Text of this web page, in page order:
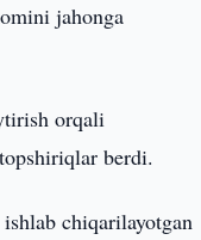
jahonga
orqali
berdi.
chiqarilayotgan